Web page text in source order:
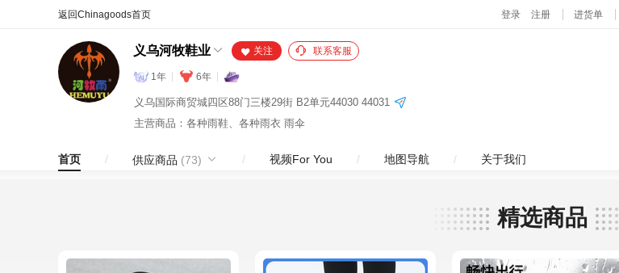
义乌河牧鞋业
1年 6年
关注 联系客服
义乌国际商贸城四区88门三楼29街 B2单元44030 44031
主营商品：各种雨鞋、各种雨衣 雨伞
首页 / 供应商品 (73) / 视频For You / 地图导航 / 关于我们
精选商品